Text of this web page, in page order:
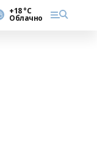
+18 °С
Облачно